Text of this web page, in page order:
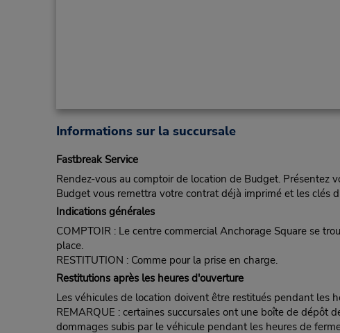
Informations sur la succursale
Fastbreak Service
Rendez-vous au comptoir de location de Budget. Présentez
Budget vous remettra votre contrat déjà imprimé et les clés
Indications générales
COMPTOIR : Le centre commercial Anchorage Square se
place.
RESTITUTION : Comme pour la prise en charge.
Restitutions après les heures d'ouverture
Les véhicules de location doivent être restitués pendant les
REMARQUE : certaines succursales ont une boîte de dépôt
dommages subis par le véhicule pendant les heures de